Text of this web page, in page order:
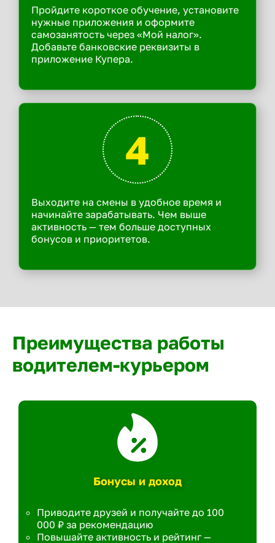
Пройдите короткое обучение, установите
нужные приложения и оформите
самозанятость через «Мой налог».
Добавьте банковские реквизиты в
приложение Купера.
4
Выходите на смены в удобное время и
начинайте зарабатывать. Чем выше
активность — тем больше доступных
бонусов и приоритетов.
Преимущества работы
водителем-курьером
Бонусы и доход
Приводите друзей и получайте до 100
000 ₽ за рекомендацию
Повышайте активность и рейтинг —